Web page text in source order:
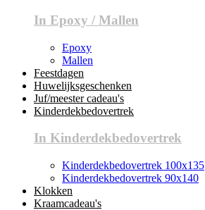
In Epoxy / Mallen
Epoxy
Mallen
Feestdagen
Huwelijksgeschenken
Juf/meester cadeau's
Kinderdekbedovertrek
In Kinderdekbedovertrek
Kinderdekbedovertrek 100x135
Kinderdekbedovertrek 90x140
Klokken
Kraamcadeau's